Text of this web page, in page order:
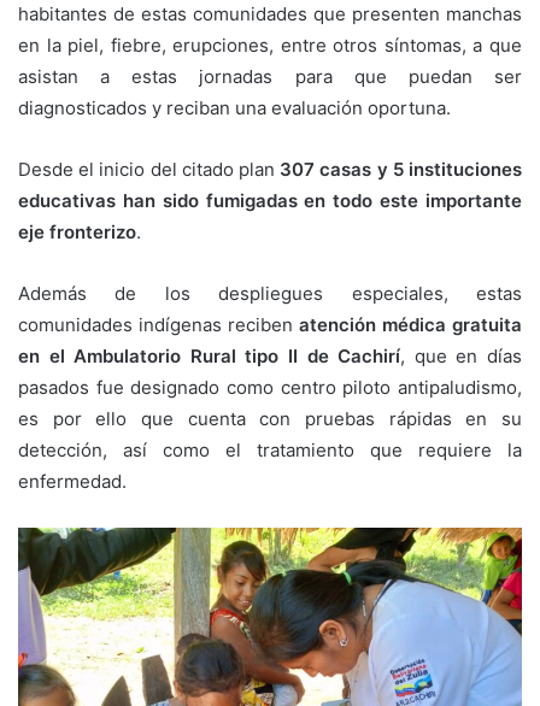
habitantes de estas comunidades que presenten manchas
en la piel, fiebre, erupciones, entre otros síntomas, a que
asistan a estas jornadas para que puedan ser
diagnosticados y reciban una evaluación oportuna.
Desde el inicio del citado plan 307 casas y 5 instituciones
educativas han sido fumigadas en todo este importante
eje fronterizo.
Además de los despliegues especiales, estas
comunidades indígenas reciben atención médica gratuita
en el Ambulatorio Rural tipo II de Cachirí, que en días
pasados fue designado como centro piloto antipaludismo,
es por ello que cuenta con pruebas rápidas en su
detección, así como el tratamiento que requiere la
enfermedad.